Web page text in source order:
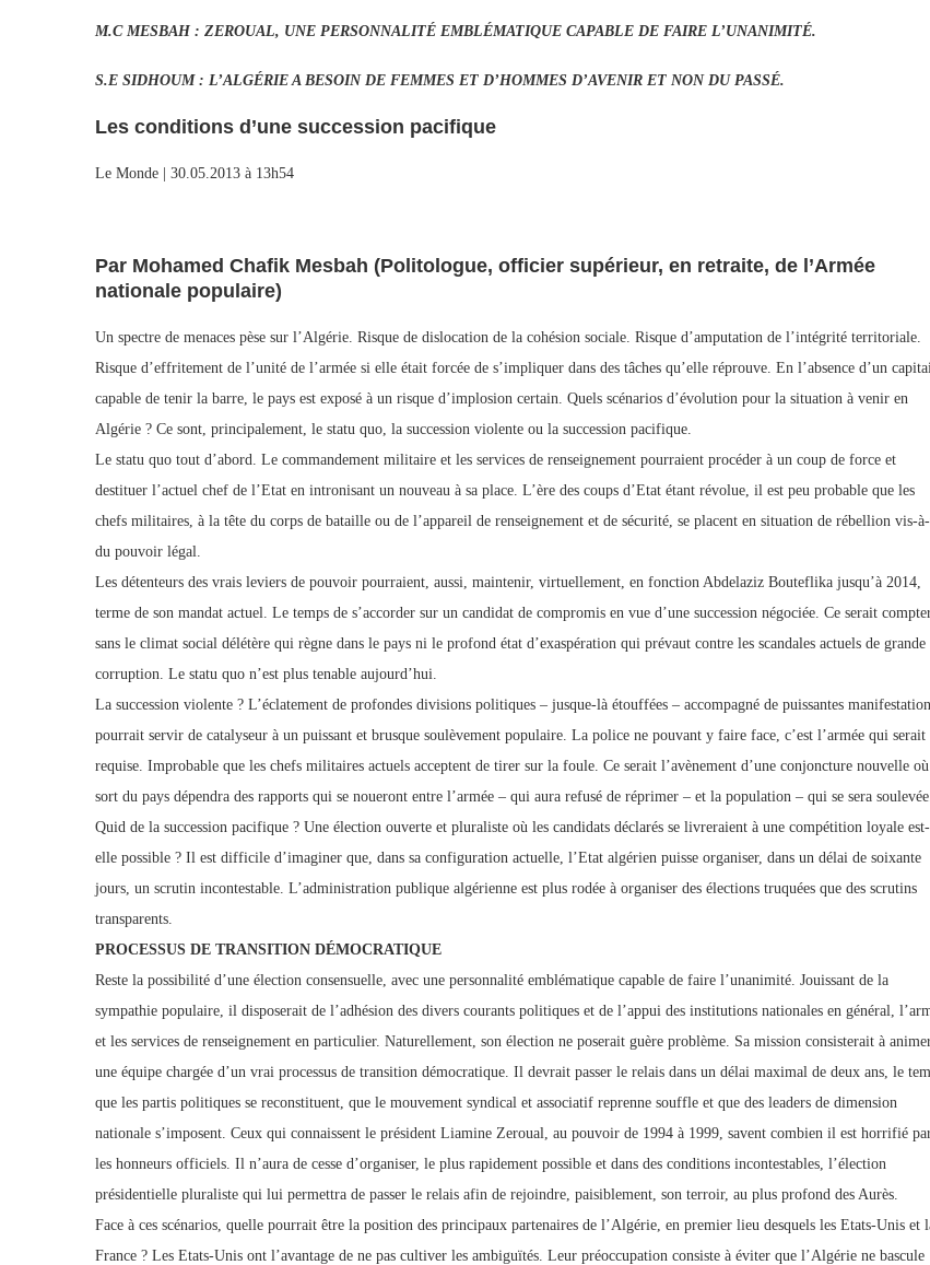
M.C MESBAH : ZEROUAL, UNE PERSONNALITÉ EMBLÉMATIQUE CAPABLE DE FAIRE L’UNANIMITÉ.
S.E SIDHOUM : L’ALGÉRIE A BESOIN DE FEMMES ET D’HOMMES D’AVENIR ET NON DU PASSÉ.
Les conditions d’une succession pacifique
Le Monde | 30.05.2013 à 13h54
Par Mohamed Chafik Mesbah (Politologue, officier supérieur, en retraite, de l’Armée
nationale populaire)
Un spectre de menaces pèse sur l’Algérie. Risque de dislocation de la cohésion sociale. Risque d’amputation de l’intégrité territoriale.
Risque d’effritement de l’unité de l’armée si elle était forcée de s’impliquer dans des tâches qu’elle réprouve. En l’absence d’un
capable de tenir la barre, le pays est exposé à un risque d’implosion certain. Quels scénarios d’évolution pour la situation à venir en
Algérie ? Ce sont, principalement, le statu quo, la succession violente ou la succession pacifique.
Le statu quo tout d’abord. Le commandement militaire et les services de renseignement pourraient procéder à un coup de force et
destituer l’actuel chef de l’Etat en intronisant un nouveau à sa place. L’ère des coups d’Etat étant révolue, il est peu probable que les
chefs militaires, à la tête du corps de bataille ou de l’appareil de renseignement et de sécurité, se placent en situation de rébellion vis-
du pouvoir légal.
Les détenteurs des vrais leviers de pouvoir pourraient, aussi, maintenir, virtuellement, en fonction Abdelaziz Bouteflika jusqu’à 2014,
terme de son mandat actuel. Le temps de s’accorder sur un candidat de compromis en vue d’une succession négociée. Ce serait
sans le climat social délétère qui règne dans le pays ni le profond état d’exaspération qui prévaut contre les scandales actuels de grande
corruption. Le statu quo n’est plus tenable aujourd’hui.
La succession violente ? L’éclatement de profondes divisions politiques – jusque-là étouffées – accompagné de puissantes
pourrait servir de catalyseur à un puissant et brusque soulèvement populaire. La police ne pouvant y faire face, c’est l’armée qui serait
requise. Improbable que les chefs militaires actuels acceptent de tirer sur la foule. Ce serait l’avènement d’une conjoncture nouvelle
sort du pays dépendra des rapports qui se noueront entre l’armée – qui aura refusé de réprimer – et la population – qui se sera
Quid de la succession pacifique ? Une élection ouverte et pluraliste où les candidats déclarés se livreraient à une compétition loyale est-
elle possible ? Il est difficile d’imaginer que, dans sa configuration actuelle, l’Etat algérien puisse organiser, dans un délai de soixante
jours, un scrutin incontestable. L’administration publique algérienne est plus rodée à organiser des élections truquées que des scrutins
transparents.
PROCESSUS DE TRANSITION DÉMOCRATIQUE
Reste la possibilité d’une élection consensuelle, avec une personnalité emblématique capable de faire l’unanimité. Jouissant de la
sympathie populaire, il disposerait de l’adhésion des divers courants politiques et de l’appui des institutions nationales en général,
et les services de renseignement en particulier. Naturellement, son élection ne poserait guère problème. Sa mission consisterait à
une équipe chargée d’un vrai processus de transition démocratique. Il devrait passer le relais dans un délai maximal de deux ans, le
que les partis politiques se reconstituent, que le mouvement syndical et associatif reprenne souffle et que des leaders de dimension
nationale s’imposent. Ceux qui connaissent le président Liamine Zeroual, au pouvoir de 1994 à 1999, savent combien il est horrifié
les honneurs officiels. Il n’aura de cesse d’organiser, le plus rapidement possible et dans des conditions incontestables, l’élection
présidentielle pluraliste qui lui permettra de passer le relais afin de rejoindre, paisiblement, son terroir, au plus profond des Aurès.
Face à ces scénarios, quelle pourrait être la position des principaux partenaires de l’Algérie, en premier lieu desquels les Etats-Unis et
France ? Les Etats-Unis ont l’avantage de ne pas cultiver les ambiguïtés. Leur préoccupation consiste à éviter que l’Algérie ne bascule